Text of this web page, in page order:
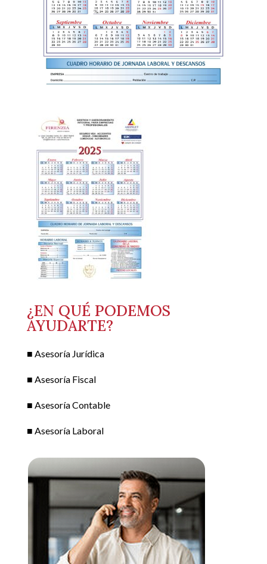
¿EN QUÉ PODEMOS
AYUDARTE?
■ Asesoría Jurídica
■ Asesoría Fiscal
■ Asesoría Contable
■ Asesoría Laboral